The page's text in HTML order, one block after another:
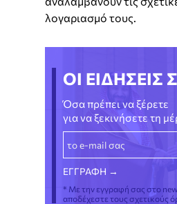
λογαριασμό τους.
ΟΙ ΕΙΔΗΣΕΙΣ
Όσα πρέπει να ξέρετε
για να ξεκινήσετε τη
* Με την εγγραφή σας στο
αποδέχεστε τους σχετικούς